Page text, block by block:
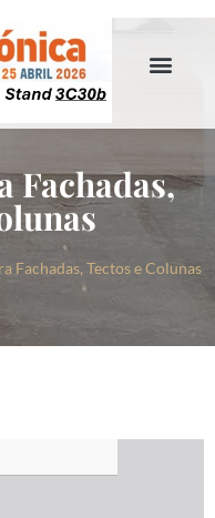
Fachadas,
Fachadas, Tectos e Colunas